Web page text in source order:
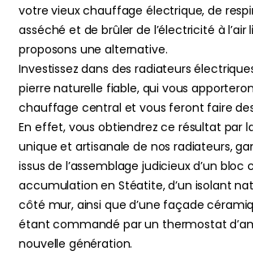
votre vieux chauffage électrique, de
asséché et de brûler de l’électricité à l’air
proposons une alternative.
Investissez dans des radiateurs
pierre naturelle fiable, qui vous
chauffage central et vous feront faire
En effet, vous obtiendrez ce résultat par
unique et artisanale de nos radiateurs,
issus de l’assemblage judicieux d’un
accumulation en Stéatite, d’un isolant
côté mur, ainsi que d’une façade
étant commandé par un thermostat
nouvelle génération.